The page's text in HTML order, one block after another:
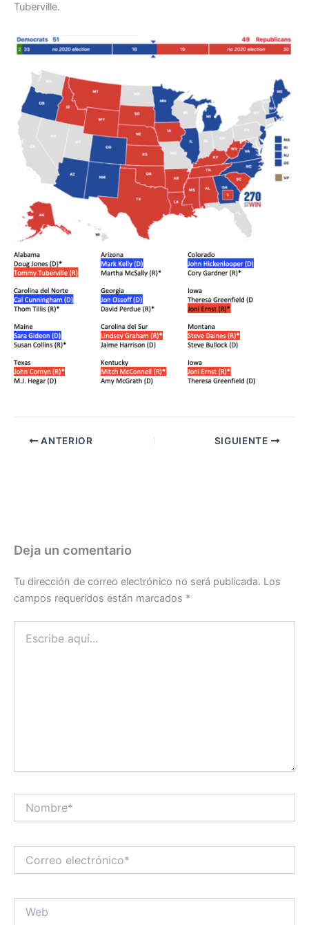
Tuberville.
ANTERIOR SIGUIENTE
Deja un comentario
Tu dirección de correo electrónico no será publicada. Los
campos requeridos están marcados *
aquí...
electrónico*